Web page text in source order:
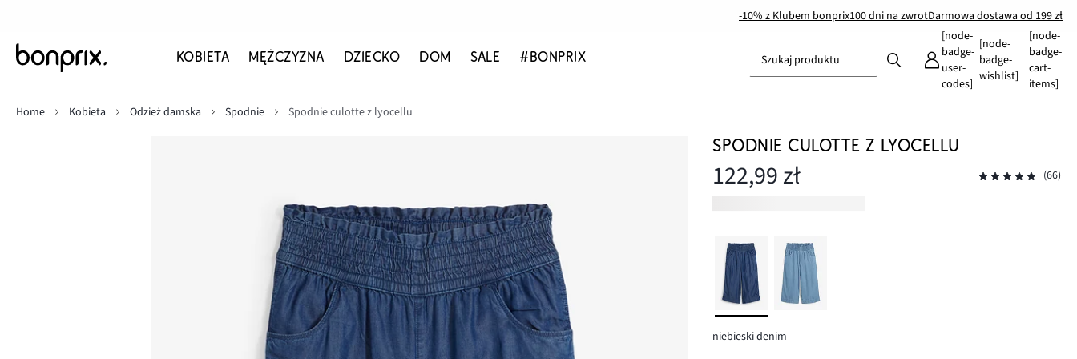
-10% z Klubem bonprix100 dni na zwrotDarmowa dostawa od 199 zł
KOBIETA MĘŻCZYZNA DZIECKO DOM SALE #BONPRIX Szukaj produktu
[node-
badge-
user-
codes]
[node-
badge-
wishlist]
[node-
badge-
cart-
items]
Home
Kobieta Odzież damska Spodnie Spodnie culotte z lyocellu
SPODNIE CULOTTE Z LYOCELLU
122,99 zł (66)
niebieski denim